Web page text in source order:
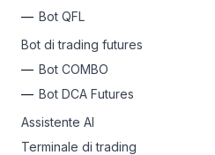
Bot QFL
Bot di trading futures
Bot COMBO
Bot DCA Futures
Assistente AI
Terminale di trading